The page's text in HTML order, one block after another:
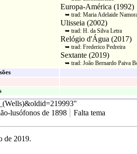
Europa-América (1992)
➥ trad: Maria Adelaide
Ulisseia (2002)
➥ trad: H. da Silva Letra
Relógio d'Água (2017)
➥ trad: Frederico Pedreira
Sextante(2019)
➥ trad: João Bernardo Paiva
"
lusófonos de 1898 Falta tema
de 2019.